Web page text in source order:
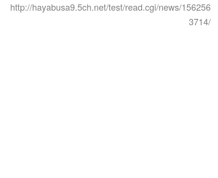
http://hayabusa9.5ch.net/test/read.cgi/news/156256
3714/